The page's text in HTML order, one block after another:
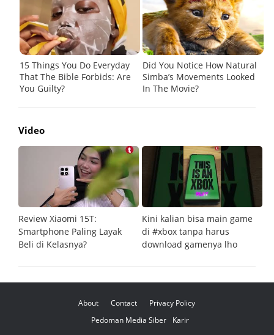
Video
Review Xiaomi 15T:
Smartphone Paling Layak
Beli di Kelasnya?
Kini kalian bisa main game
di #xbox tanpa harus
download gamenya lho
About Contact
Privacy Policy
Pedoman Media Siber
Karir